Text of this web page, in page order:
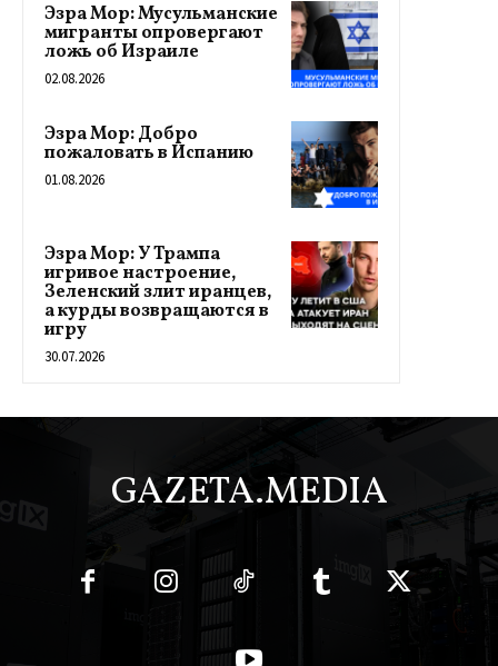
Эзра Мор: Мусульманские
мигранты опровергают
ложь об Израиле
02.08.2026
Эзра Мор: Добро
пожаловать в Испанию
01.08.2026
Эзра Мор: У Трампа
игривое настроение,
Зеленский злит иранцев,
а курды возвращаются в
игру
30.07.2026
GAZETA.MEDIA